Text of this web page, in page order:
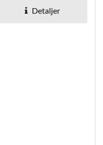
utformad...Detaljer